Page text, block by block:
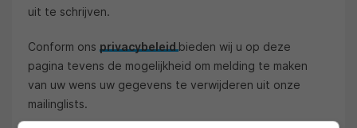
uit te schrijven.
Conform ons privacybeleidbieden wij u op deze
pagina tevens de mogelijkheid om melding te maken
van uw wens uw gegevens te verwijderen uit onze
mailinglists.